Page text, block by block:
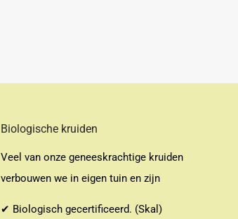
Biologische kruiden
Veel van onze geneeskrachtige kruiden
verbouwen we in eigen tuin en zijn
✔ Biologisch gecertificeerd. (Skal)